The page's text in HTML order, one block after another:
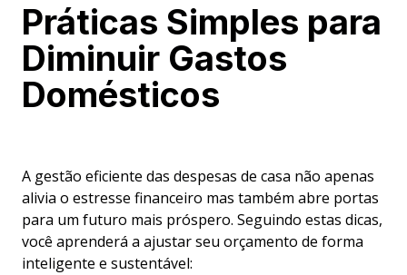
Práticas Simples para
Diminuir Gastos
Domésticos
A gestão eficiente das despesas de casa não apenas
alivia o estresse financeiro mas também abre portas
para um futuro mais próspero. Seguindo estas dicas,
você aprenderá a ajustar seu orçamento de forma
inteligente e sustentável: